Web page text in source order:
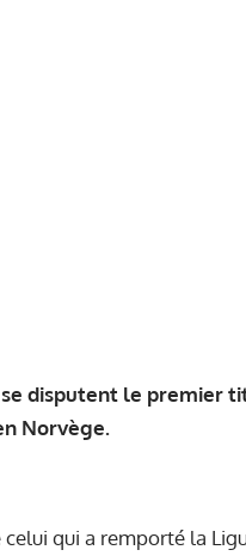
se disputent le premier
Norvège.
celui qui a remporté la